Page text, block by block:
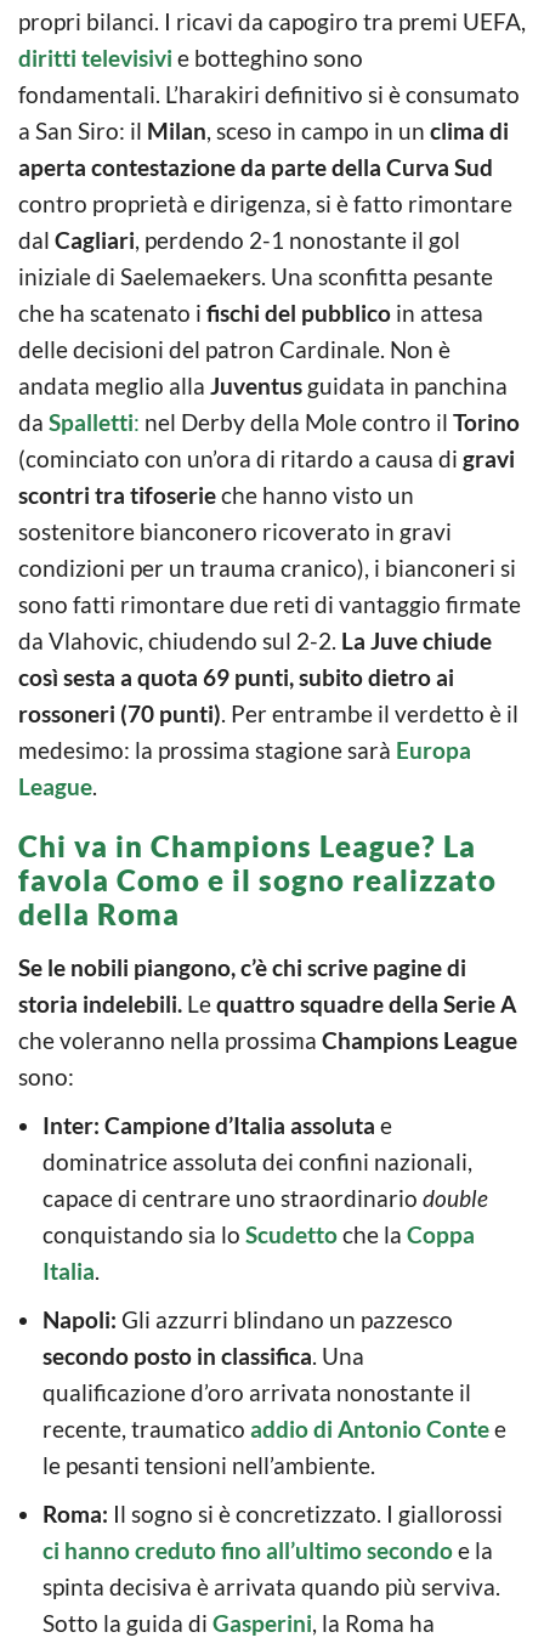
propri bilanci. I ricavi da capogiro tra premi UEFA,
diritti televisivi e botteghino sono
fondamentali. L’harakiri definitivo si è consumato
a San Siro: il Milan, sceso in campo in un clima di
aperta contestazione da parte della Curva Sud
contro proprietà e dirigenza, si è fatto rimontare
dal Cagliari, perdendo 2-1 nonostante il gol
iniziale di Saelemaekers. Una sconfitta pesante
che ha scatenato i fischi del pubblico in attesa
delle decisioni del patron Cardinale. Non è
andata meglio alla Juventus guidata in panchina
da Spalletti: nel Derby della Mole contro il Torino
(cominciato con un’ora di ritardo a causa di gravi
scontri tra tifoserieche hanno visto un
sostenitore bianconero ricoverato in gravi
condizioni per un trauma cranico), i bianconeri si
sono fatti rimontare due reti di vantaggio firmate
da Vlahovic, chiudendo sul 2-2. La Juve chiude
così sesta a quota 69 punti,subito dietro ai
rossoneri (70 punti). Per entrambe il verdetto è il
medesimo: la prossima stagione sarà Europa
League.
Chi va in Champions League? La
favola Como e il sogno realizzato
della Roma
Se le nobili piangono, c’è chi scrive pagine di
storia indelebili. Lequattro squadre della Serie A
che voleranno nella prossima Champions League
sono:
Inter: Campione d’Italia assoluta e
dominatrice assoluta dei confini nazionali,
capace di centrare uno straordinario double
conquistando sia lo Scudettoche la Coppa
Italia.
Napoli: Gli azzurri blindano un pazzesco
secondo posto in classifica. Una
qualificazione d’oro arrivata nonostante il
recente, traumatico addio di Antonio Contee
le pesanti tensioni nell’ambiente.
Roma: Il sogno si è concretizzato. I giallorossi
ci hanno creduto fino all’ultimo secondoe la
spinta decisiva è arrivata quando più serviva.
Sotto la guida di Gasperini, la Roma ha